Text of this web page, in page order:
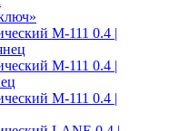
M-111 0.4 |
M-111 0.4 |
M-111 0.4 |